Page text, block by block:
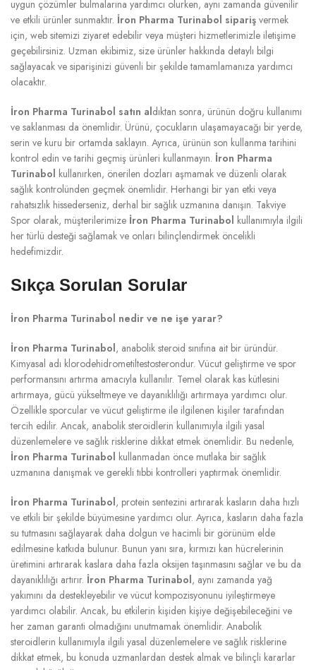
uygun çözümler bulmalarına yardımcı olurken, aynı zamanda güvenilir
ve etkili ürünler sunmaktır. İron Pharma Turinabol sipariş vermek
için, web sitemizi ziyaret edebilir veya müşteri hizmetlerimizle iletişime
geçebilirsiniz. Uzman ekibimiz, size ürünler hakkında detaylı bilgi
sağlayacak ve siparişinizi güvenli bir şekilde tamamlamanıza yardımcı
olacaktır.
İron Pharma Turinabol satın aldıktan sonra, ürünün doğru kullanımı
ve saklanması da önemlidir. Ürünü, çocukların ulaşamayacağı bir yerde,
serin ve kuru bir ortamda saklayın. Ayrıca, ürünün son kullanma tarihini
kontrol edin ve tarihi geçmiş ürünleri kullanmayın. İron Pharma
Turinabol kullanırken, önerilen dozları aşmamak ve düzenli olarak
sağlık kontrolünden geçmek önemlidir. Herhangi bir yan etki veya
rahatsızlık hissederseniz, derhal bir sağlık uzmanına danışın. Takviye
Spor olarak, müşterilerimize İron Pharma Turinabol kullanımıyla ilgili
her türlü desteği sağlamak ve onları bilinçlendirmek öncelikli
hedefimizdir.
Sıkça Sorulan Sorular
İron Pharma Turinabol nedir ve ne işe yarar?
İron Pharma Turinabol, anabolik steroid sınıfına ait bir üründür.
Kimyasal adı klorodehidrometiltestosterondur. Vücut geliştirme ve spor
performansını artırma amacıyla kullanılır. Temel olarak kas kütlesini
artırmaya, gücü yükseltmeye ve dayanıklılığı artırmaya yardımcı olur.
Özellikle sporcular ve vücut geliştirme ile ilgilenen kişiler tarafından
tercih edilir. Ancak, anabolik steroidlerin kullanımıyla ilgili yasal
düzenlemelere ve sağlık risklerine dikkat etmek önemlidir. Bu nedenle,
İron Pharma Turinabol kullanmadan önce mutlaka bir sağlık
uzmanına danışmak ve gerekli tıbbi kontrolleri yaptırmak önemlidir.
İron Pharma Turinabol, protein sentezini artırarak kasların daha hızlı
ve etkili bir şekilde büyümesine yardımcı olur. Ayrıca, kasların daha fazla
su tutmasını sağlayarak daha dolgun ve hacimli bir görünüm elde
edilmesine katkıda bulunur. Bunun yanı sıra, kırmızı kan hücrelerinin
üretimini artırarak kaslara daha fazla oksijen taşınmasını sağlar ve bu da
dayanıklılığı artırır. İron Pharma Turinabol, aynı zamanda yağ
yakımını da destekleyebilir ve vücut kompozisyonunu iyileştirmeye
yardımcı olabilir. Ancak, bu etkilerin kişiden kişiye değişebileceğini ve
her zaman garanti olmadığını unutmamak önemlidir. Anabolik
steroidlerin kullanımıyla ilgili yasal düzenlemelere ve sağlık risklerine
dikkat etmek, bu konuda uzmanlardan destek almak ve bilinçli kararlar